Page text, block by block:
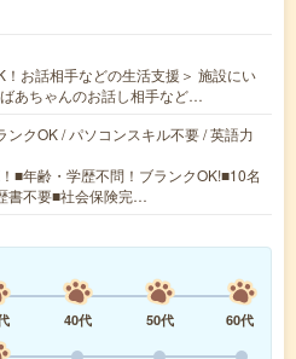
！お話相手などの生活支援＞ 施設にい
あちゃんのお話し相手など…
ンクOK / パソコンスキル不要 / 英語力
■年齢・学歴不問！ブランクOK!■10名
書不要■社会保険完…
40代 50代
60代